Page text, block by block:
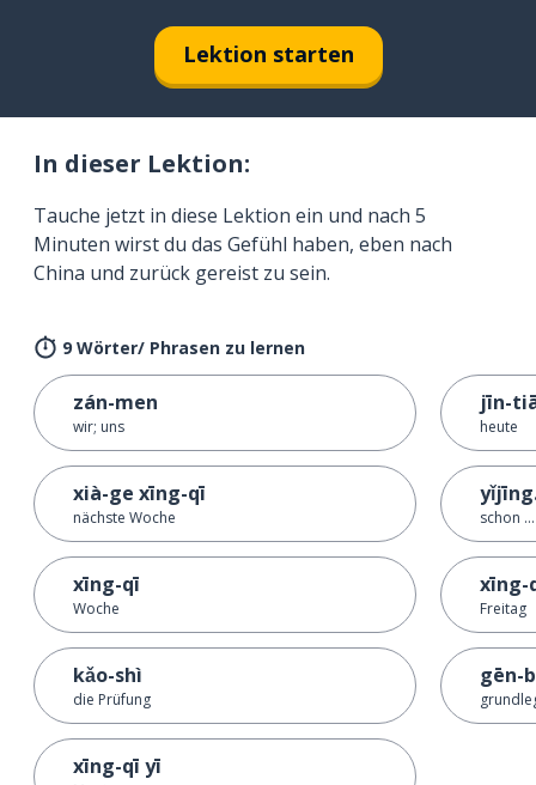
Lektion starten
In dieser Lektion:
Tauche jetzt in diese Lektion ein und nach 5
Minuten wirst du das Gefühl haben, eben nach
China und zurück gereist zu sein.
9 Wörter/ Phrasen zu lernen
zán-men
wir; uns
xià-ge xīng-qī
nächste Woche
xīng-qī
Woche
kǎo-shì
die Prüfung
xīng-qī yī
jīn-
heute
schon
xīng-
Freitag
gēn-